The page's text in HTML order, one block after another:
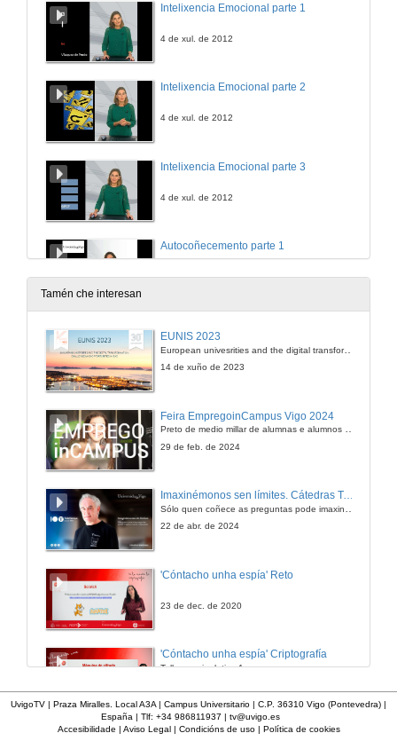
Intelixencia Emocional parte 1
4 de xul. de 2012
Intelixencia Emocional parte 2
4 de xul. de 2012
Intelixencia Emocional parte 3
4 de xul. de 2012
Autocoñecemento parte 1
4 de xul. de 2012
4 de xul. de 2012
4 de xul. de 2012
Tamén che interesan
EUNIS 2023
European univesrities and the digital transformation: challenges and opportunities ahead
14 de xuño de 2023
Feira EmpregoinCampus Vigo 2024
Preto de medio millar de alumnas e alumnos buscan coñecer máis de preto as oportunidades que lles achegan as arredor de medio cento de empresas que participan na edición viguesa da feira. Xunto coa visita aos stands, durante a feria desenvólvense varias actividades complementarias, como obradoiros, conversas, mesas redondas ou o pasaporte de empregabilidade, un espazo no que poderán recibir asesoramento sobre o seu CV.
29 de feb. de 2024
Imaxinémonos sen límites. Cátedras Telefónica
22 de abr. de 2024
'Cóntacho unha espía' Reto
23 de dec. de 2020
'Cóntacho unha espía' Criptografía
Taller manipulativo 1
'Cóntacho unha epidemióloga' Reto
UvigoTV | Praza Miralles. Local A3A | Campus Universitario | C.P. 36310 Vigo (Pontevedra) |
España | Tlf: +34 986811937 | tv@uvigo.es
Accesibilidade | Aviso Legal| Condicións de uso| Política de cookies